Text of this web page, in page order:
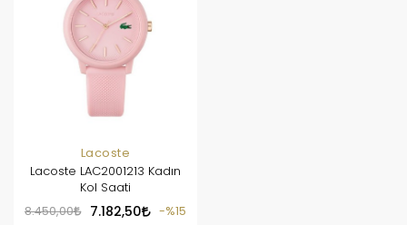
Lacoste
Lacoste LAC2001213 Kadın
Kol Saati
8.450,00
7.182,50 %15